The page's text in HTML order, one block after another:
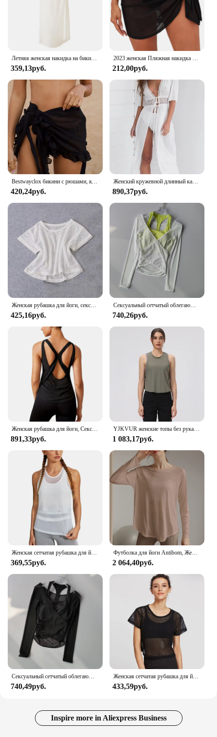
359,13руб. 212,00руб.
Bestwayclox бикини с рюшами, короткая юбка для женщин, лето 2024, саронг с защитой от солнца, бикини, пляжное платье, бразильский саронг
420,24руб.
Женский кружевной длинный кардиган в стиле пэчворк на шнуровке, однотонный бикини, женский новый купальник, летняя пляжная одежда 2024
890,37руб.
Женская рубашка для йоги, сексуальная Сетчатая футболка с коротким рукавом, спортивный топ, накидка, быстросохнущая одежда для спортзала, майка для бега и фитнеса, спортивная одежда
425,16руб.
Сексуальный сетчатый облегающий костюм для йоги для женщин, спортивный бюстгальтер, имитация двух частей быстросохнущего тренировочного пилатеса, накидка
740,26руб.
Женская рубашка для йоги, Сексуальная футболка с коротким рукавом, спортивный топ, накидка, быстросохнущая одежда для спортзала, майка для бега и фитнеса, спортивная одежда
891,33руб.
YJKVUR женские топы без рукавов для йоги сетчатая быстросохнущая дышащая блузка накидка для тренажерного зала тренировок крутая футболка для бега короткая майка кроп-топ
1 083,17руб.
Женская сетчатая рубашка для йоги, Сексуальная футболка с коротким рукавом, спортивный топ, блузка, накидка, быстросохнущая одежда для спортзала, бега, фитнеса, майка, спортивная одежда
369,55руб.
Футболка для йоги Antibom, Женская свободная приталенная Спортивная накидка, Пилатес, топ для профессиональных тренировок и фитнеса с длинным рукавом
2 064,40руб.
Сексуальный сетчатый облегающий костюм для йоги для женщин, спортивный бюстгальтер, имитация двух частей быстросохнущего тренировочного пилатеса, накидка
740,49руб.
Женская сетчатая рубашка для йоги, Сексуальная футболка с коротким рукавом, спортивный топ, блузка, накидка, быстросохнущая одежда для спортзала, бега, фитнеса, майка, спортивная одежда
433,59руб.
Inspire more in Aliexpress Business